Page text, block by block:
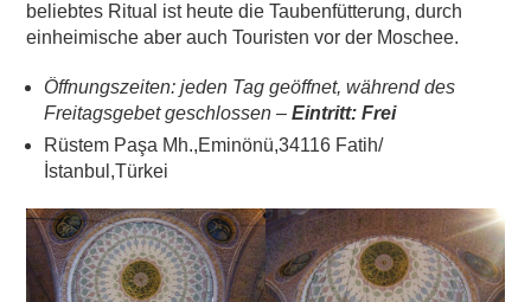
beliebtes Ritual ist heute die Taubenfütterung, durch
einheimische aber auch Touristen vor der Moschee.
Öffnungszeiten: jeden Tag geöffnet,während des
Freitagsgebet geschlossen –Eintritt: Frei
Rüstem Paşa Mh.,Eminönü,34116 Fatih/
İstanbul,Türkei